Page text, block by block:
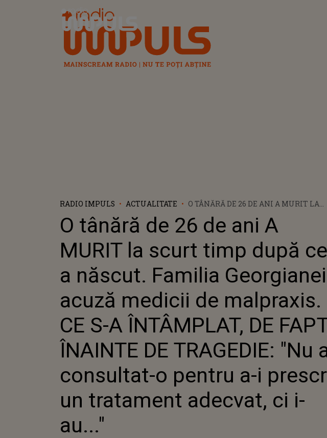
Radio Impuls
RADIO IMPULS ACTUALITATE
O TÂNĂRĂ DE 26 DE ANI A MURIT LA
GEORGIANEI ACUZĂ MEDICII DE
MALPRAXIS. CE S-A ÎNTÂMPLAT, DE
ÎNAINTE DE TRAGEDIE: "NU AU
CONSULTAT-O PENTRU A-I PRESCRIE
TRATAMENT ADECVAT, CI I-AU..."
O tânără de 26 de ani A
MURIT la scurt timp după ce
a născut. Familia Georgianei
acuză medicii de malpraxis.
CE S-A ÎNTÂMPLAT, DE
ÎNAINTE DE TRAGEDIE: "Nu
consultat-o pentru a-i
un tratament adecvat, ci i-
au..."